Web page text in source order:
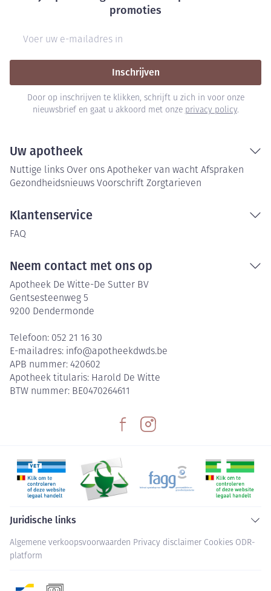
promoties
Inschrijven
Door op inschrijven te klikken, schrijft u zich in voor onze
nieuwsbrief en gaat u akkoord met onze privacy policy.
Uw apotheek
Nuttige links Over ons Apotheker van wacht Afspraken
Gezondheidsnieuws Voorschrift Zorgtarieven
Klantenservice
FAQ
Neem contact met ons op
Apotheek De Witte-De Sutter BV
Gentsesteenweg 5
9200 Dendermonde
Telefoon: 052 21 16 30
E-mailadres: info@apotheekdwds.be
APB nummer: 420602
Apotheek titularis: Harold De Witte
BTW nummer: BE0470264611
Juridische links
Algemene verkoopsvoorwaarden Privacy disclaimer Cookies ODR-
platform